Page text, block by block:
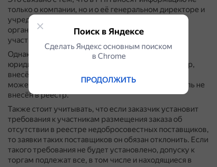
только о компании, но и о её генеральном директоре и
учредителях.
организацию, то и эта организация не сможет
участвовать в закупках.
Однако есть исключение: если учредитель
юридического лица не включён в РНП, то директор,
внесённый в него вместе с другой организацией,
может участвовать в госзакупках, если учредитель не
внесён в реестр.
Также стоит учитывать, что если заказчик установит
требования к участникам размещения заказа об
отсутствии в реестре недобросовестных поставщиков,
то заявки таких поставщиков он обязан отклонить. Если
такого требования не будет установлено, допуску к
торгам подлежат все, в том числе и находящиеся в
Поиск в Яндексе
Сделать Яндекс основным поиском
в Сhrome
ПРОДОЛЖИТЬ